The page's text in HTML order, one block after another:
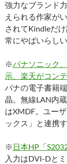
強力なブランド
えられる作家が
されてKindleだ
常にやばいらしい
※パナソニック
示、楽天がコン
パナの電子書籍
晶。無線LAN内
はXMDF。ユー
ックス」と連携
※ 日本HP「
入力はDVI-Dと